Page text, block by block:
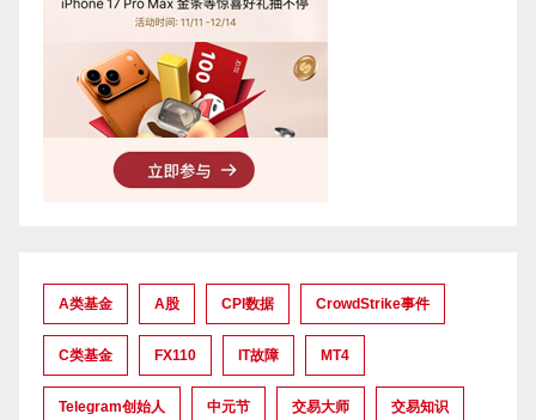
A类基金 A股 CPI数据 CrowdStrike事件
C类基金 FX110 IT故障 MT4
Telegram创始人 中元节 交易大师 交易知识